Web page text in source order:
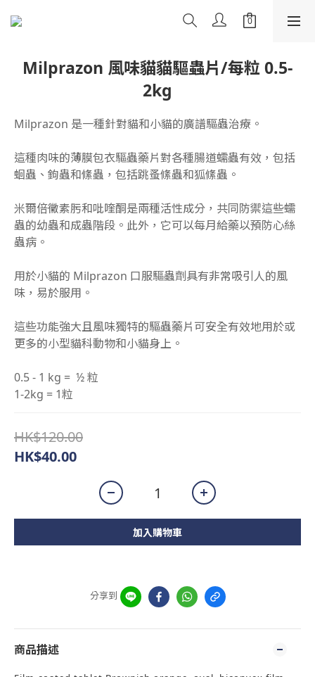
Milprazon 風味貓貓驅蟲片/每粒 0.5-
2kg
Milprazon 是一種針對貓和小貓的廣譜驅蟲治療。
這種肉味的薄膜包衣驅蟲藥片對各種腸道蠕蟲有效，包括
蛔蟲、鉤蟲和絛蟲，包括跳蚤絛蟲和狐絛蟲。
米爾倍黴素肟和吡喹酮是兩種活性成分，共同防禦這些蠕
蟲的幼蟲和成蟲階段。此外，它可以每月給藥以預防心絲
蟲病。
用於小貓的 Milprazon 口服驅蟲劑具有非常吸引人的風
味，易於服用。
這些功能強大且風味獨特的驅蟲藥片可安全有效地用於或
更多的小型貓科動物和小貓身上。
0.5 - 1 kg =  ½ 粒
1-2kg = 1粒
HK$120.00
HK$40.00
加入購物車
分享到
商品描述